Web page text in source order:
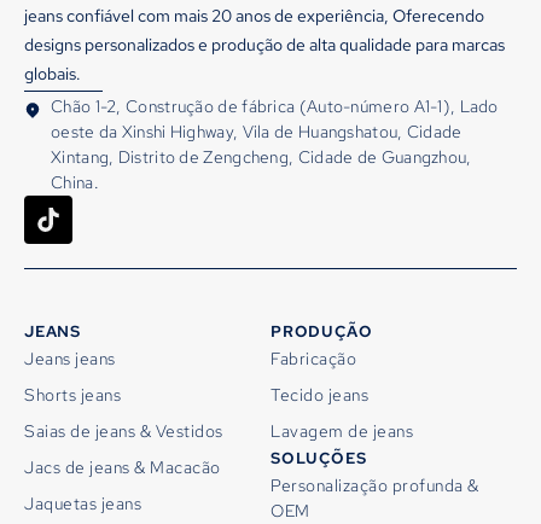
jeans confiável com mais 20 anos de experiência, Oferecendo
designs personalizados e produção de alta qualidade para marcas
globais.
Chão 1-2, Construção de fábrica (Auto-número A1-1), Lado
oeste da Xinshi Highway, Vila de Huangshatou, Cidade
Xintang, Distrito de Zengcheng, Cidade de Guangzhou,
China.
JEANS
Jeans jeans
Shorts jeans
Saias de jeans & Vestidos
Jacs de jeans & Macacão
Jaquetas jeans
PRODUÇÃO
Fabricação
Tecido jeans
Lavagem de jeans
SOLUÇÕES
Personalização profunda &
OEM